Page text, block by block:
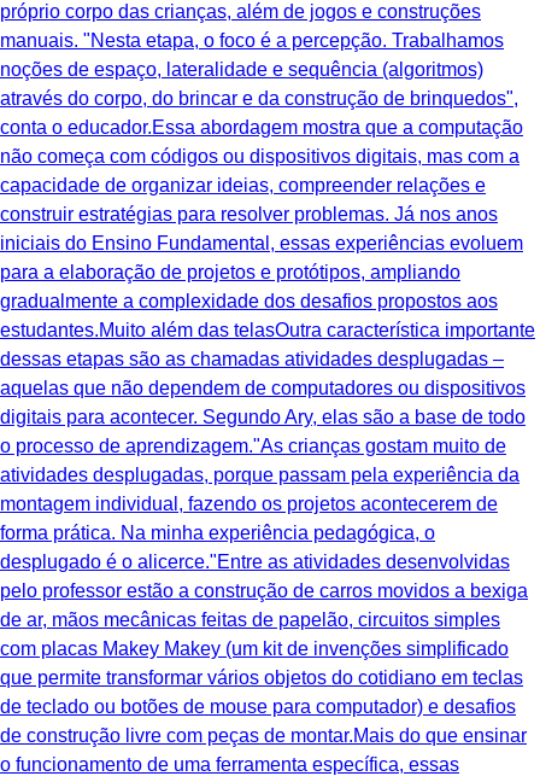
próprio corpo das crianças, além de jogos e construções
manuais. "Nesta etapa, o foco é a percepção. Trabalhamos
noções de espaço, lateralidade e sequência (algoritmos)
através do corpo, do brincar e da construção de brinquedos",
conta o educador.Essa abordagem mostra que a computação
não começa com códigos ou dispositivos digitais, mas com a
capacidade de organizar ideias, compreender relações e
construir estratégias para resolver problemas. Já nos anos
iniciais do Ensino Fundamental, essas experiências evoluem
para a elaboração de projetos e protótipos, ampliando
gradualmente a complexidade dos desafios propostos aos
estudantes.Muito além das telasOutra característica importante
dessas etapas são as chamadas atividades desplugadas –
aquelas que não dependem de computadores ou dispositivos
digitais para acontecer. Segundo Ary, elas são a base de todo
o processo de aprendizagem."As crianças gostam muito de
atividades desplugadas, porque passam pela experiência da
montagem individual, fazendo os projetos acontecerem de
forma prática. Na minha experiência pedagógica, o
desplugado é o alicerce."Entre as atividades desenvolvidas
pelo professor estão a construção de carros movidos a bexiga
de ar, mãos mecânicas feitas de papelão, circuitos simples
com placas Makey Makey (um kit de invenções simplificado
que permite transformar vários objetos do cotidiano em teclas
de teclado ou botões de mouse para computador) e desafios
de construção livre com peças de montar.Mais do que ensinar
o funcionamento de uma ferramenta específica, essas